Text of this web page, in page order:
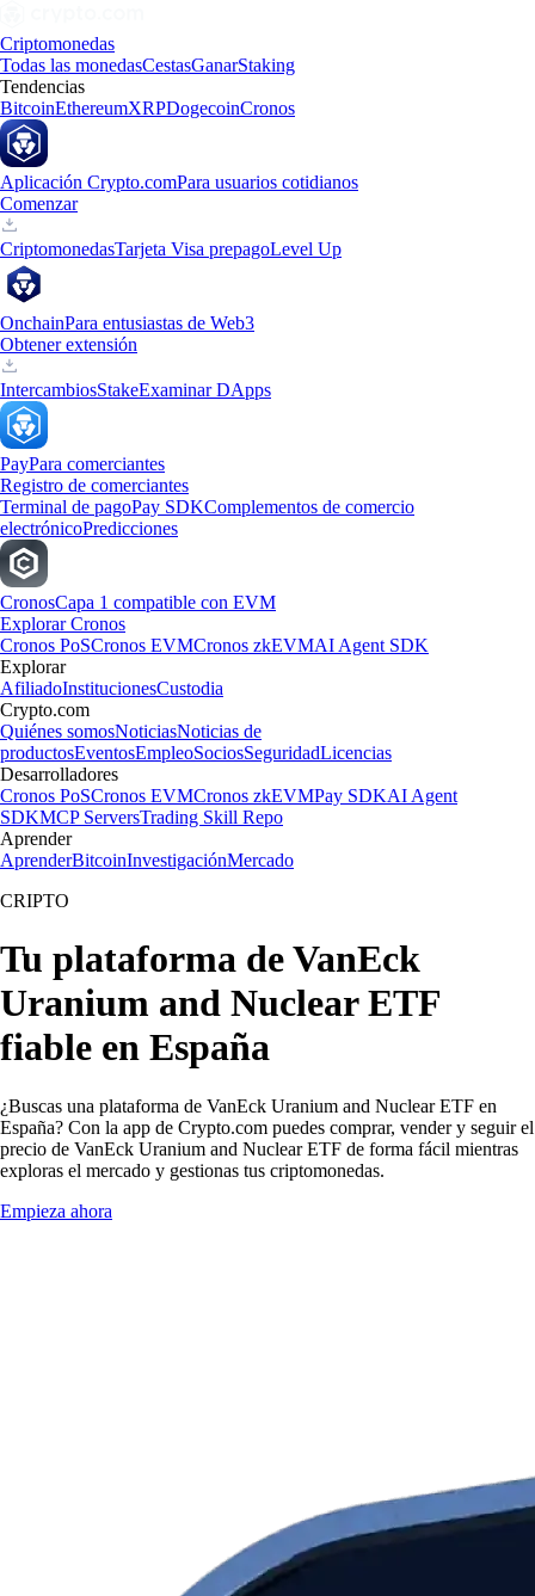
Criptomonedas
Todas las monedasCestasGanarStaking
Tendencias
BitcoinEthereumXRPDogecoinCronos
Aplicación Crypto.comPara usuarios cotidianos
Comenzar
CriptomonedasTarjeta Visa prepagoLevel Up
OnchainPara entusiastas de Web3
Obtener extensión
IntercambiosStakeExaminar DApps
PayPara comerciantes
Registro de comerciantes
Terminal de pagoPay SDKComplementos de comercio
electrónicoPredicciones
CronosCapa 1 compatible con EVM
Explorar Cronos
Cronos PoSCronos EVMCronos zkEVMAI Agent SDK
Explorar
AfiliadoInstitucionesCustodia
Crypto.com
Quiénes somosNoticiasNoticias de
productosEventosEmpleoSociosSeguridadLicencias
Desarrolladores
Cronos PoSCronos EVMCronos zkEVMPay SDKAI Agent
SDKMCP ServersTrading Skill Repo
Aprender
AprenderBitcoinInvestigaciónMercado
CRIPTO
Tu plataforma de VanEck
Uranium and Nuclear ETF
fiable en España
¿Buscas una plataforma de VanEck Uranium and Nuclear ETF en
España? Con la app de Crypto.com puedes comprar, vender y seguir el
precio de VanEck Uranium and Nuclear ETF de forma fácil mientras
exploras el mercado y gestionas tus criptomonedas.
Empieza ahora